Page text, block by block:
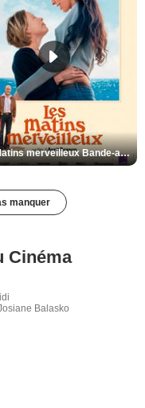
Les Matins merveilleux Bande-annonce VF
manquer
Cinéma
Balasko